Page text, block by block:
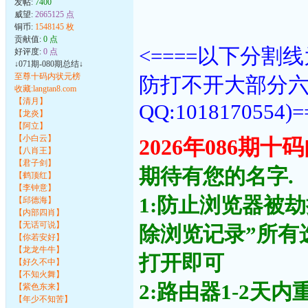
威望: 2665125 点
铜币: 1548145 枚
贡献值: 0 点
好评度: 0 点
↓071期-080期总结↓
至尊十码内状元榜
收藏:langtan8.com
【清月】
【龙炎】
【阿立】
【小白云】
【八肖王】
【君子剑】
【鹤顶红】
【李钟意】
【邱德海】
【内部四肖】
【无话可说】
【你若安好】
【龙龙牛牛】
【好久不中】
【不知火舞】
【紫色东来】
【年少不知苦】
<====以下分割
防打不开大部分
2026年086期十
期待有您的名字.
1:防止浏览器被
除浏览记录”所
打开即可
2:路由器1-2天内